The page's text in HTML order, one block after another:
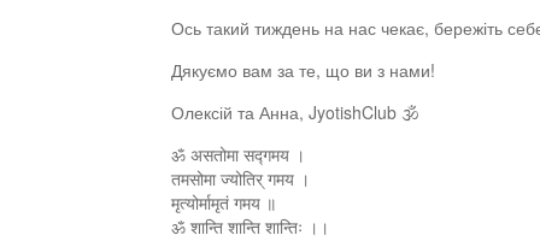
Ось такий тиждень на нас чекає, бережіть
Дякуємо вам за те, що ви з нами!
Олексій та Анна, JyotishClub 🕉
ॐ असतोमा सद्गमय ।
तमसोमा ज्योतिर् गमय ।
मृत्योर्मामृतं गमय ॥
ॐ शान्ति शान्ति शान्तिः ।।